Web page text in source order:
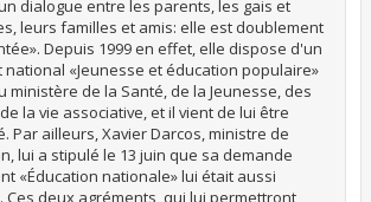
dialogue entre les parents, les gais et
leurs familles et amis: elle est doublement
Depuis 1999 en effet, elle dispose d'un
national «Jeunesse et éducation populaire»
ministère de la Santé, de la Jeunesse, des
la vie associative, et il vient de lui être
Par ailleurs, Xavier Darcos, ministre de
lui a stipulé le 13 juin que sa demande
«Éducation nationale» lui était aussi